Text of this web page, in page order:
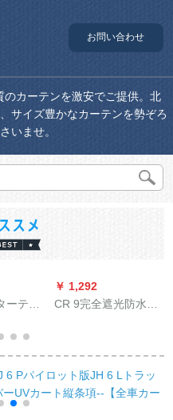
お問い合わせ
カーテンを激安でご提供。北
サイズ豊かなカーテンを勢ぞろ
いませ。
ーテー
けてカ
らかく
カータ
玄関カ
ホテリ
￥ 1,292
CR 9完全遮光防水の
24-349